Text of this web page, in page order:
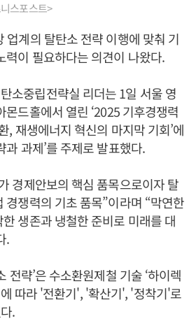
스포스트>
업계의 탈탄소 전략 이행에 맞춰 기
력이 필요하다는 의견이 나왔다.
소중립전략실 리더는 1일 서울 영
몬드홀에서 열린 ‘2025 기후경쟁력
, 재생에너지 혁신의 마지막 기회’에
과 과제’를 주제로 발표했다.
경제안보의 핵심 품목으로이자 탈
경쟁력의 기초 품목”이라며 “막연한
생존과 냉철한 준비로 미래를 대
.
전략’은 수소환원제철 기술 ‘하이렉
에 따라 '전환기', '확산기', '정착기'로
했다.